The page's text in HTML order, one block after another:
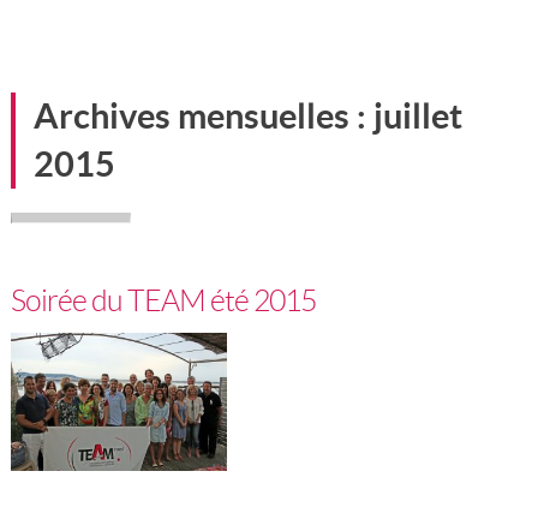
Archives mensuelles : juillet
2015
Soirée du TEAM été 2015